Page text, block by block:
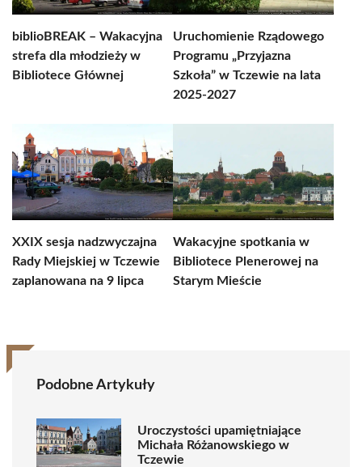
biblioBREAK – Wakacyjna
strefa dla młodzieży w
Bibliotece Głównej
Uruchomienie Rządowego
Programu „Przyjazna
Szkoła” w Tczewie na lata
2025-2027
XXIX sesja nadzwyczajna
Rady Miejskiej w Tczewie
zaplanowana na 9 lipca
Wakacyjne spotkania w
Bibliotece Plenerowej na
Starym Mieście
Podobne Artykuły
Uroczystości upamiętniające
Michała Różanowskiego w
Tczewie